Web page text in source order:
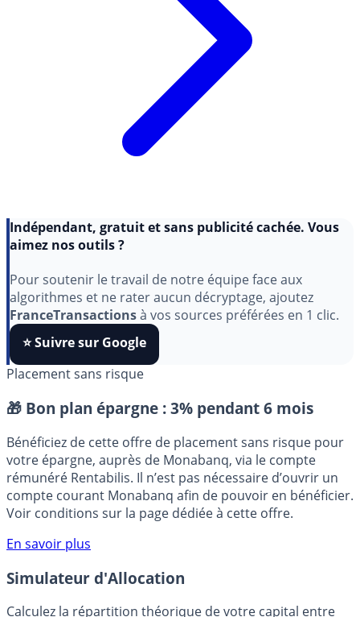
Indépendant, gratuit et sans publicité cachée. Vous
Pour soutenir le travail de notre équipe face aux
algorithmes et ne rater aucun décryptage, ajoutez
FranceTransactionsà vos sources préférées en 1 clic.
⭐️ Suivre sur Google
Placement sans risque
🎁 Bon plan épargne : 3% pendant 6 mois
Bénéficiez de cette offre de placement sans risque pour
votre épargne, auprès de Monabanq, via le compte
rémunéré Rentabilis. Il n’est pas nécessaire d’ouvrir un
compte courant Monabanq afin de pouvoir en bénéficier.
Voir conditions sur la page dédiée à cette offre.
En savoir plus
Simulateur d'Allocation